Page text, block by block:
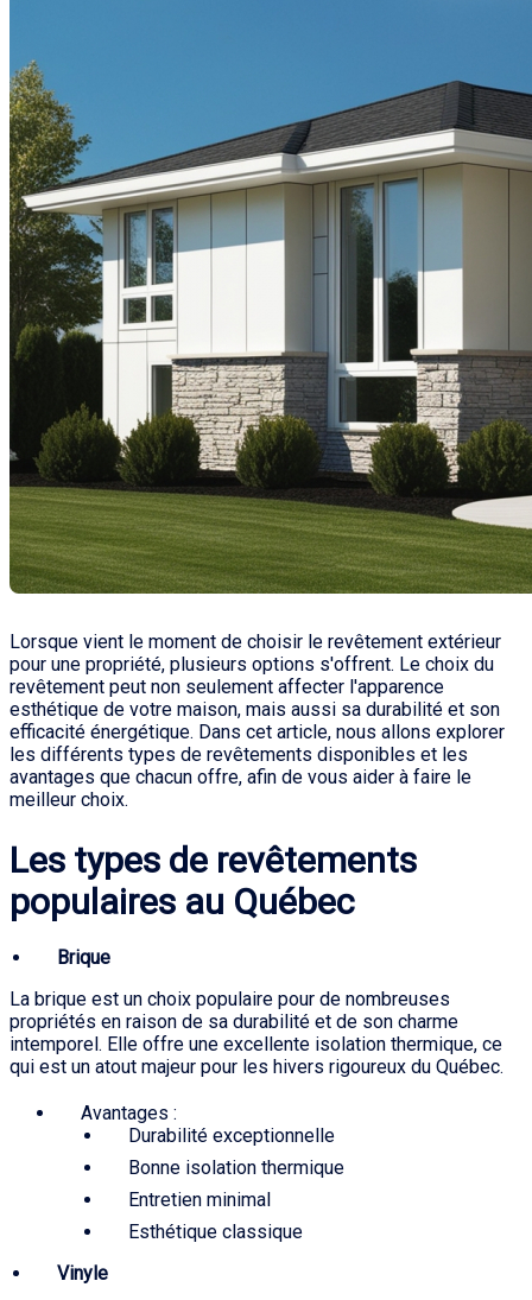
Lorsque vient le moment de choisir le revêtement extérieur
pour une propriété, plusieurs options s'offrent. Le choix du
revêtement peut non seulement affecter l'apparence
esthétique de votre maison, mais aussi sa durabilité et son
efficacité énergétique. Dans cet article, nous allons explorer
les différents types de revêtements disponibles et les
avantages que chacun offre, afin de vous aider à faire le
meilleur choix.
Les types de revêtements
populaires au Québec
Brique
La brique est un choix populaire pour de nombreuses
propriétés en raison de sa durabilité et de son charme
intemporel. Elle offre une excellente isolation thermique, ce
qui est un atout majeur pour les hivers rigoureux du Québec.
Avantages :
Durabilité exceptionnelle
Bonne isolation thermique
Entretien minimal
Esthétique classique
Vinyle